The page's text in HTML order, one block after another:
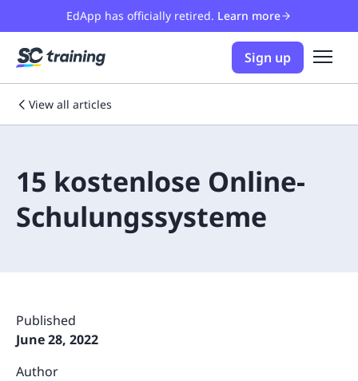
EdApp has officially retired. Learn more
Sign up
View all articles
15 kostenlose Online-
Schulungssysteme
Published
June 28, 2022
Author